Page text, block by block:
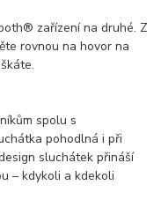
zařízení na druhé. Z
rovnou na hovor na
spolu s
pohodlná i při
sluchátek přináší
– kdykoli a kdekoli